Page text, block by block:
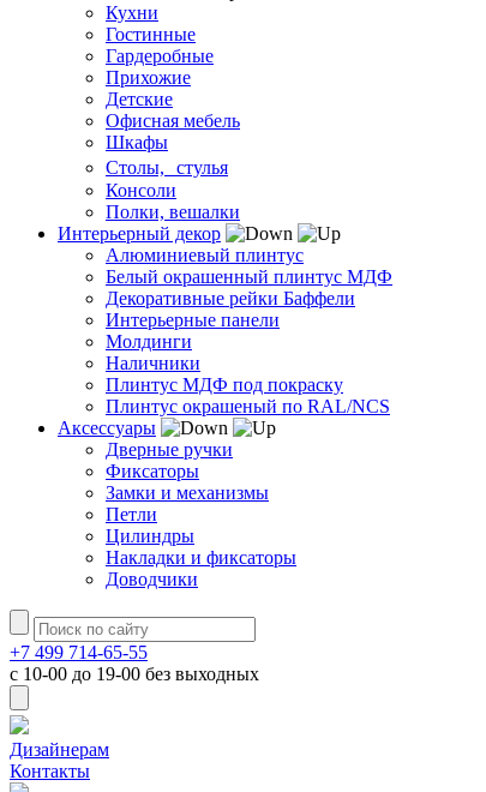
Кухни
Гостинные
Гардеробные
Прихожие
Детские
Офисная мебель
Шкафы
Столы, стулья
Консоли
Полки, вешалки
Интерьерный декор
Алюминиевый плинтус
Белый окрашенный плинтус МДФ
Декоративные рейки Баффели
Интерьерные панели
Молдинги
Наличники
Плинтус МДФ под покраску
Плинтус окрашеный по RAL/NCS
Аксессуары
Дверные ручки
Фиксаторы
Замки и механизмы
Петли
Цилиндры
Накладки и фиксаторы
Доводчики
+7 499 714-65-55
с 10-00 до 19-00 без выходных
Дизайнерам
Контакты